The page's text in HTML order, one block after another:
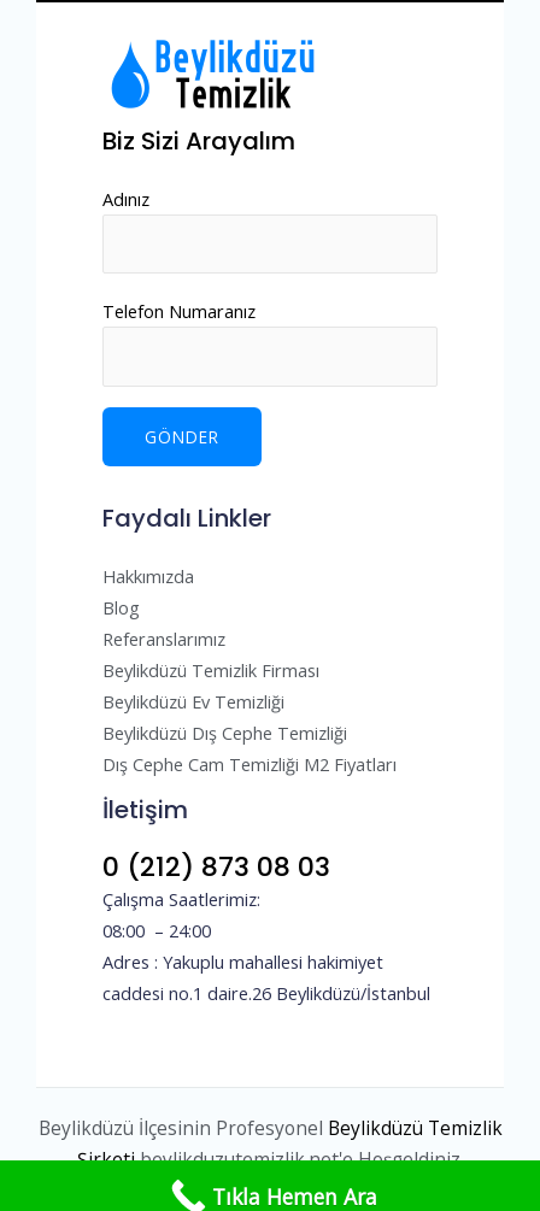
Biz Sizi Arayalım
Adınız
Telefon Numaranız
Faydalı Linkler
Hakkımızda
Blog
Referanslarımız
Beylikdüzü Temizlik Firması
Beylikdüzü Ev Temizliği
Beylikdüzü Dış Cephe Temizliği
Dış Cephe Cam Temizliği M2 Fiyatları
İletişim
0 (212) 873 08 03
Çalışma Saatlerimiz:
08:00 – 24:00
Adres : Yakuplu mahallesi hakimiyet
caddesi no.1 daire.26 Beylikdüzü/İstanbul
Beylikdüzü İlçesinin Profesyonel Beylikdüzü Temizlik
Şirketibeylikduzutemizlik.net'e Hoşgeldiniz.
Tıkla Hemen Ara